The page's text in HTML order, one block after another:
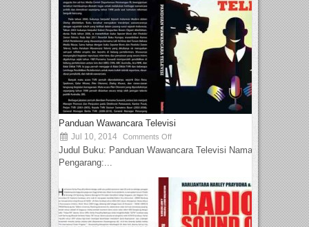
Panduan Wawancara Televisi
Jul 10, 2014 Comments Off
Judul Buku: Panduan Wawancara Televisi Nama
Pengarang:...